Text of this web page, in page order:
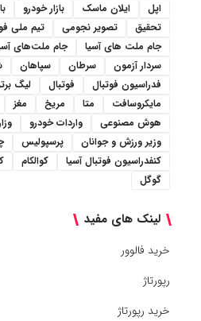
اپل
ایلان ماسک بازار خودرو
تحقیق
تصویر نجومی تیم ملی
جام ملت های آسیا
جام ملت‌های
سردار آزمون
سرطان سپاهان
فدراسیون فوتبال
فوتبال لیگ
مایکروسافت
متا مریخ مغز
هوش مصنوعی
واردات خودرو
وزیر ورزش و جوانان
پرسپولیس
کنفدراسیون فوتبال آسیا
کوالکام
گوگل
لینک های مفید
خرید فالوور
رپورتاژ
خرید رپورتاژ